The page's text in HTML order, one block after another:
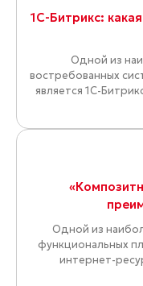
1С-Битрикс:
Одной из
востребованных
является 1С-
Одной из
функциональных
интернет-